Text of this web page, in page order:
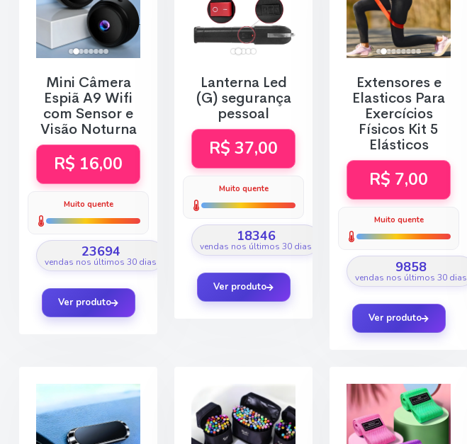
Mini Câmera
Espiã A9 Wifi
com Sensor e
Visão Noturna
R$ 16,00
Muito quente
23694
vendas nos últimos 30 dias
Ver produto
Lanterna Led
(G) segurança
pessoal
R$ 37,00
Muito quente
18346
vendas nos últimos 30 dias
Ver produto
Extensores e
Elasticos Para
Exercícios
Físicos Kit 5
Elásticos
R$ 7,00
Muito quente
9858
vendas nos últimos 30 dias
Ver produto